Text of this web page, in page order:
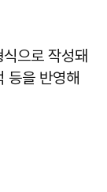
으로 작성돼
등을 반영해